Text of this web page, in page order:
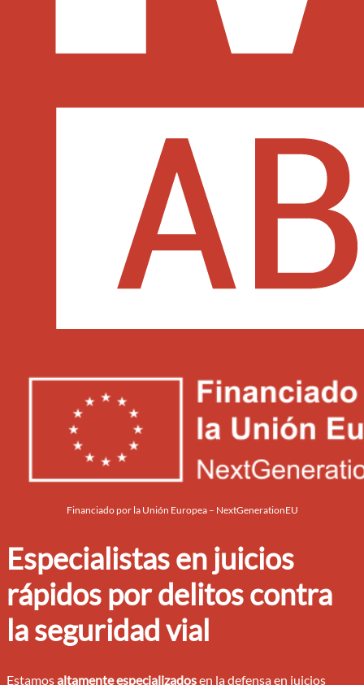
Financiado por la Unión Europea – NextGenerationEU
Especialistas en juicios
rápidos por delitos contra
la seguridad vial
Estamosaltamente especializadosen la defensa en juicios